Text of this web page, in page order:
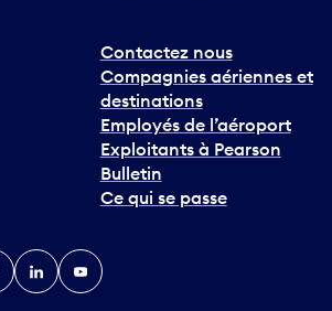
Contactez nous
Compagnies aériennes et
destinations
Employés de l’aéroport
Exploitants à Pearson
Bulletin
Ce qui se passe
LinkedInYouTube